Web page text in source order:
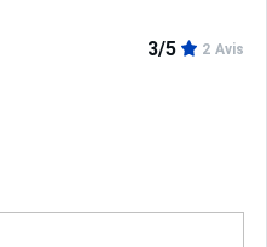
3/5 2 Avis